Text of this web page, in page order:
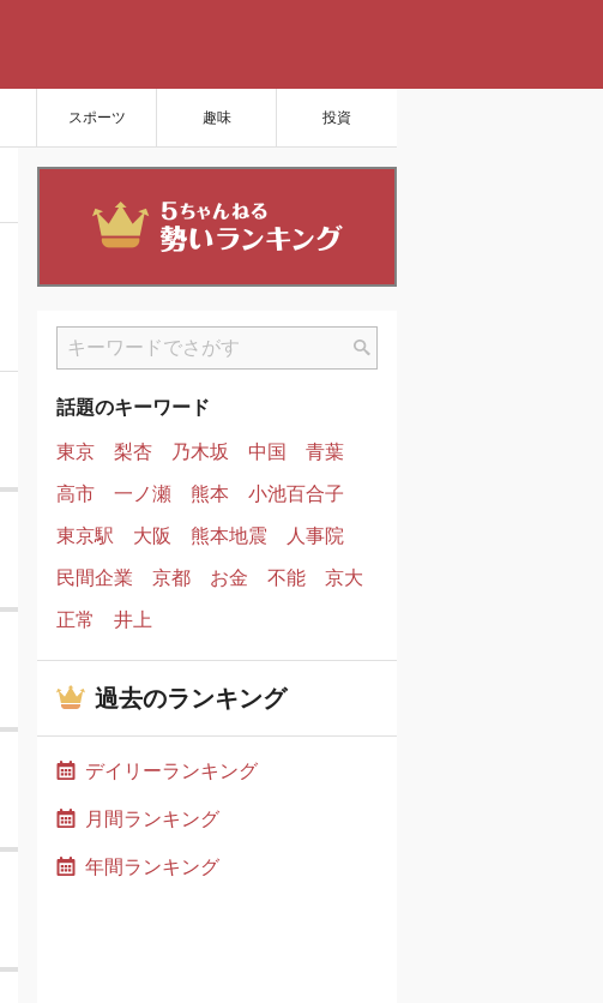
スポーツ 趣味 投資
話題のキーワード
東京
梨杏 乃木坂 中国
青葉
高市
一ノ瀬 熊本
小池百合子
東京駅
大阪 熊本地震
人事院
民間企業
京都 お金 不能
京大
正常
井上
過去のランキング
デイリーランキング
月間ランキング
年間ランキング